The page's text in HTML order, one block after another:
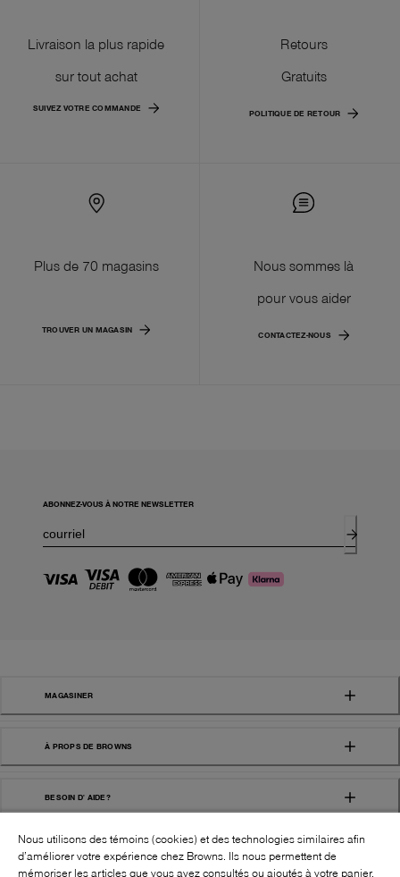
Livraison la plus rapide
sur tout achat
SUIVEZ VOTRE COMMANDE
Retours
Gratuits
POLITIQUE DE RETOUR
Plus de 70 magasins
TROUVER UN MAGASIN
Nous sommes là
pour vous aider
CONTACTEZ-NOUS
ABONNEZ-VOUS À NOTRE NEWSLETTER
MAGASINER
À PROPS DE BROWNS
BESOIN D' AIDE?
Nous utilisons des témoins (cookies) et des technologies similaires afin
d’améliorer votre expérience chez Browns. Ils nous permettent de
mémoriser les articles que vous avez consultés ou ajoutés à votre panier,